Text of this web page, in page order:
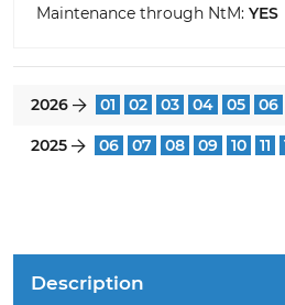
Maintenance through NtM: YES
2026 } 01 02 03 04 05 06
2025 } 06 07 08 09 10 11
Description